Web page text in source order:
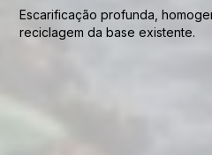
Escarificação profunda,
reciclagem da base existente.